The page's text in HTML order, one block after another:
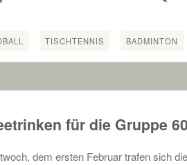
TISCHTENNIS BADMINTON
für die Gruppe
dem ersten Februar trafen sich